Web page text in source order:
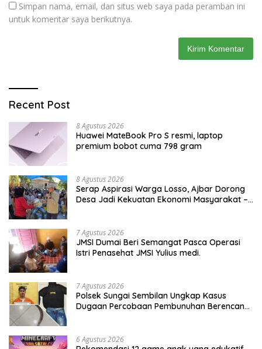
Simpan nama, email, dan situs web saya pada peramban ini
untuk komentar saya berikutnya.
Recent Post
8 Agustus 2026
Huawei MateBook Pro S resmi, laptop
premium bobot cuma 798 gram
8 Agustus 2026
Serap Aspirasi Warga Losso, Ajbar Dorong
Desa Jadi Kekuatan Ekonomi Masyarakat –
7 Agustus 2026
JMSI Dumai Beri Semangat Pasca Operasi
Istri Penasehat JMSI Yulius medi.
7 Agustus 2026
Polsek Sungai Sembilan Ungkap Kasus
Dugaan Percobaan Pembunuhan Berencana,
6 Agustus 2026